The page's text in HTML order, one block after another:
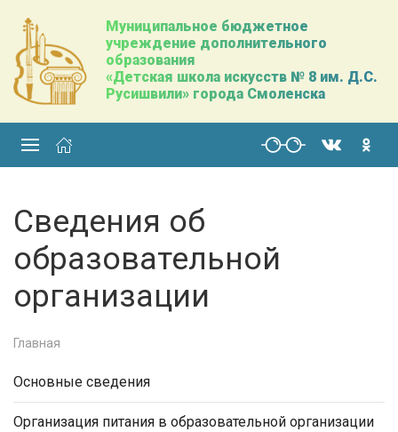
Муниципальное бюджетное
учреждение дополнительного
образования
«Детская школа искусств № 8 им. Д.С.
Русишвили» города Смоленска
Сведения об
образовательной
организации
Главная
Основные сведения
Организация питания в образовательной организации